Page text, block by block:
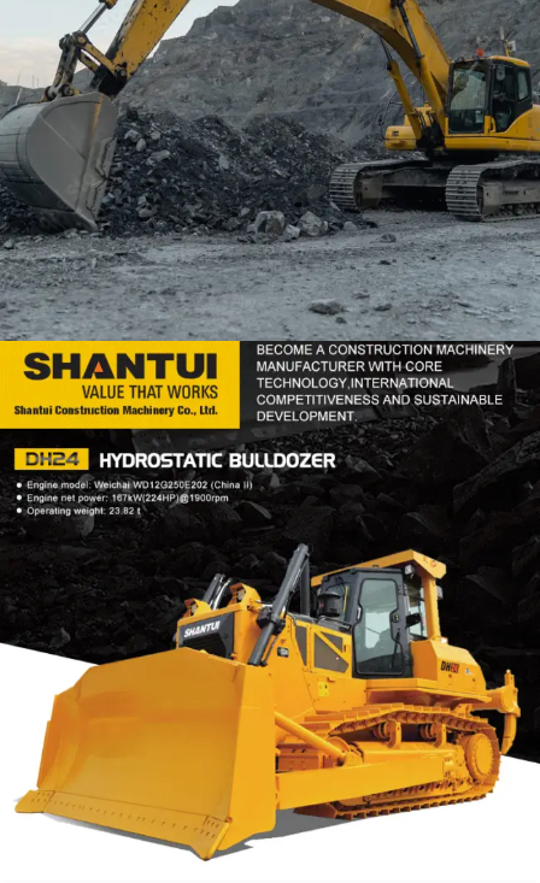
EXCAVATOR TOOLS
KOMATSU PC400LCSE-8
Find Out More
DOZER TOOLS
SHANTUI DH24
Find Out More